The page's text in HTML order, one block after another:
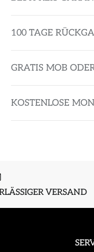
100 TAGE
GRATIS MOB
KOSTENLOSE
VERSAND